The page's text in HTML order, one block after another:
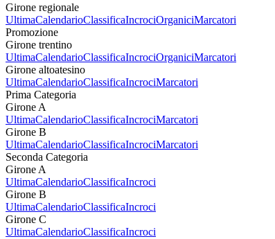
Girone regionale
UltimaCalendarioClassificaIncrociOrganiciMarcatori
Promozione
Girone trentino
UltimaCalendarioClassificaIncrociOrganiciMarcatori
Girone altoatesino
UltimaCalendarioClassificaIncrociMarcatori
Prima Categoria
Girone A
UltimaCalendarioClassificaIncrociMarcatori
Girone B
UltimaCalendarioClassificaIncrociMarcatori
Seconda Categoria
Girone A
UltimaCalendarioClassificaIncroci
Girone B
UltimaCalendarioClassificaIncroci
Girone C
UltimaCalendarioClassificaIncroci